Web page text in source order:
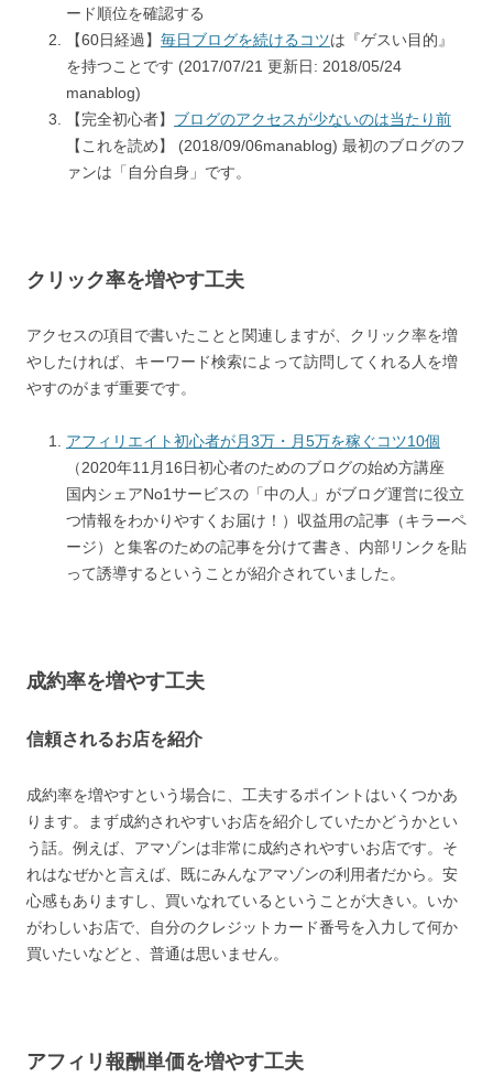
ード順位を確認する
【60日経過】 毎日ブログを続けるコツは『ゲスい目的』
を持つことです (2017/07/21 更新日: 2018/05/24
manablog)
【完全初心者】 ブログのアクセスが少ないのは当たり前
【これを読め】 (2018/09/06manablog) 最初のブログのフ
ァンは「自分自身」です。
クリック率を増やす工夫
アクセスの項目で書いたことと関連しますが、クリック率を増
やしたければ、キーワード検索によって訪問してくれる人を増
やすのがまず重要です。
アフィリエイト初心者が月3万・月5万を稼ぐコツ10個
（2020年11月16日初心者のためのブログの始め方講座
国内シェアNo1サービスの「中の人」がブログ運営に役立
つ情報をわかりやすくお届け！）収益用の記事（キラーペ
ージ）と集客のための記事を分けて書き、内部リンクを貼
って誘導するということが紹介されていました。
成約率を増やす工夫
信頼されるお店を紹介
成約率を増やすという場合に、工夫するポイントはいくつかあ
ります。まず成約されやすいお店を紹介していたかどうかとい
う話。例えば、アマゾンは非常に成約されやすいお店です。そ
れはなぜかと言えば、既にみんなアマゾンの利用者だから。安
心感もありますし、買いなれているということが大きい。いか
がわしいお店で、自分のクレジットカード番号を入力して何か
買いたいなどと、普通は思いません。
アフィリ報酬単価を増やす工夫